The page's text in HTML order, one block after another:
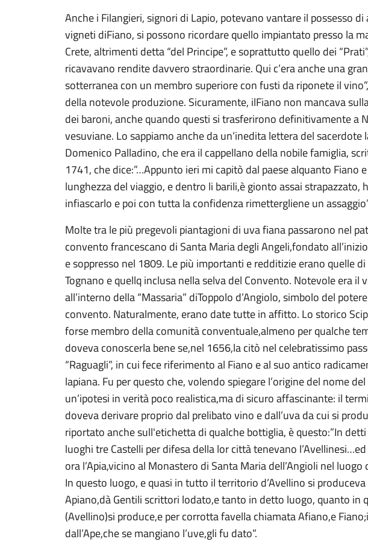
Anche i Filangieri, signori di Lapio, potevano vantare il possesso
vigneti diFiano, si possono ricordare quello impiantato presso la
Crete, altrimenti detta “del Principe”, e soprattutto quello dei
ricavavano rendite davvero straordinarie. Qui c’era anche una
sotterranea con un membro superiore con fusti da riponete il
della notevole produzione. Sicuramente, ilFiano non mancava
dei baroni, anche quando questi si trasferirono definitivamente a
vesuviane. Lo sappiamo anche da un’inedita lettera del sacerdote
Domenico Palladino, che era il cappellano della nobile famiglia,
1741, che dice:”…Appunto ieri mi capitò dal paese alquanto Fiano
lunghezza del viaggio, e dentro li barili,è gionto assai strapazzato,
infiascarlo e poi con tutta la confidenza rimettergliene un
Molte tra le più pregevoli piantagioni di uva fiana passarono nel
convento francescano di Santa Maria degli Angeli,fondato
e soppresso nel 1809. Le più importanti e redditizie erano quelle di
Tognano e quellq inclusa nella selva del Convento. Notevole era il
all’interno della “Massaria” diToppolo d’Angiolo, simbolo del
convento. Naturalmente, erano date tutte in affitto. Lo storico
forse membro della comunità conventuale,almeno per qualche
doveva conoscerla bene se,nel 1656,la citò nel celebratissimo
“Raguagli”, in cui fece riferimento al Fiano e al suo antico
lapiana. Fu per questo che, volendo spiegare l’origine del nome
un’ipotesi in verità poco realistica,ma di sicuro affascinante: il
doveva derivare proprio dal prelibato vino e dall’uva da cui si
riportato anche sull'etichetta di qualche bottiglia, è questo:”In
luoghi tre Castelli per difesa della lor città tenevano
ora l’Apia,vicino al Monastero di Santa Maria dell’Angioli nel
In questo luogo, e quasi in tutto il territorio d’Avellino si
Apiano,dà Gentili scrittori lodato,e tanto in detto luogo, quanto in
(Avellino)si produce,e per corrotta favella chiamata Afiano,e
dall’Ape,che se mangiano l’uve,gli fu dato”.